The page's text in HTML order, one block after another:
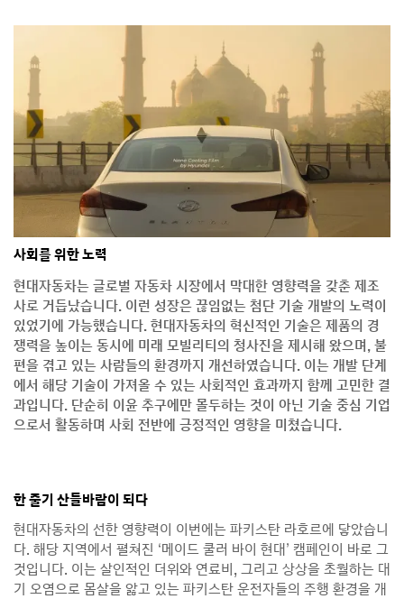
사회를 위한 노력
현대자동차는 글로벌 자동차 시장에서 막대한 영향력을 갖춘 제조
사로 거듭났습니다. 이런 성장은 끊임없는 첨단 기술 개발의 노력이
있었기에 가능했습니다. 현대자동차의 혁신적인 기술은 제품의 경
쟁력을 높이는 동시에 미래 모빌리티의 청사진을 제시해 왔으며, 불
편을 겪고 있는 사람들의 환경까지 개선하였습니다. 이는 개발 단계
에서 해당 기술이 가져올 수 있는 사회적인 효과까지 함께 고민한 결
과입니다. 단순히 이윤 추구에만 몰두하는 것이 아닌 기술 중심 기업
으로서 활동하며 사회 전반에 긍정적인 영향을 미쳤습니다.
한 줄기 산들바람이 되다
현대자동차의 선한 영향력이 이번에는 파키스탄 라호르에 닿았습니
다. 해당 지역에서 펼쳐진 ‘메이드 쿨러 바이 현대’ 캠페인이 바로 그
것입니다. 이는 살인적인 더위와 연료비, 그리고 상상을 초월하는 대
기 오염으로 몸살을 앓고 있는 파키스탄 운전자들의 주행 환경을 개